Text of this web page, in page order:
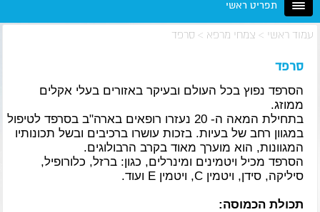
תפריט ראשי
עמוד ראשי > צמחי מרפא > סרפד
סרפד
הסרפד נפוץ בכל העולם ובעיקר באזורים בעלי אקלים
ממוזג.
בתחילת המאה ה- 20 נעזרו רופאים בארה"ב בסרפד לטיפול
במגוון רחב של בעיות. בזכות עושרו ברכיבים ובשל תכונותיו
המגוונות, הוא מוערך מאוד בקרב הרבולוגים.
הסרפד מכיל ויטמינים ומינרלים, כגון: ברזל, כלורופיל,
סיליקה, סידן, ויטמין C, ויטמין E ועוד.
תכולת הכמוסה: